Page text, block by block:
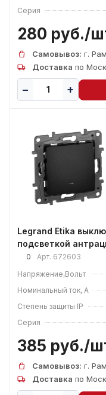
Серия
280 руб./
Самовывоз: г.
Доставка по
Legrand Etika
подсветкой
0 Арт. 672603
Напряжение,Вольт
Номинальный ток, А
Степень защиты IP
Серия
385 руб./
Самовывоз: г.
Доставка по